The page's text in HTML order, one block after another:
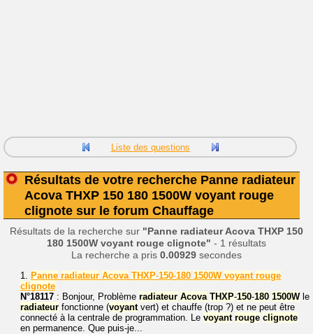
Liste des questions
Résultats de votre recherche Panne radiateur
Acova THXP 150 180 1500W voyant rouge
clignote sur le forum Chauffage
Résultats de la recherche sur "Panne radiateur Acova THXP 150
180 1500W voyant rouge clignote" - 1 résultats
La recherche a pris 0.00929 secondes
1. Panne radiateur Acova THXP-150-180 1500W voyant rouge
clignote
N°18117 : Bonjour, Problème radiateur Acova THXP-150-180 1500Wle
radiateur fonctionne (voyant vert) et chauffe (trop ?) et ne peut être
connecté à la centrale de programmation. Le voyant rouge clignote
en permanence. Que puis-je...